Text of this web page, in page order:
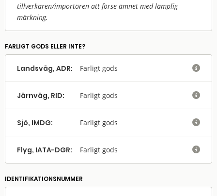
tillverkaren/importören att förse ämnet med lämplig
märkning.
FARLIGT GODS ELLER INTE?
Landsväg, ADR: Farligt gods 
Järnväg, RID: Farligt gods 
Sjö, IMDG: Farligt gods 
Flyg, IATA-DGR: Farligt gods 
IDENTIFIKATIONSNUMMER